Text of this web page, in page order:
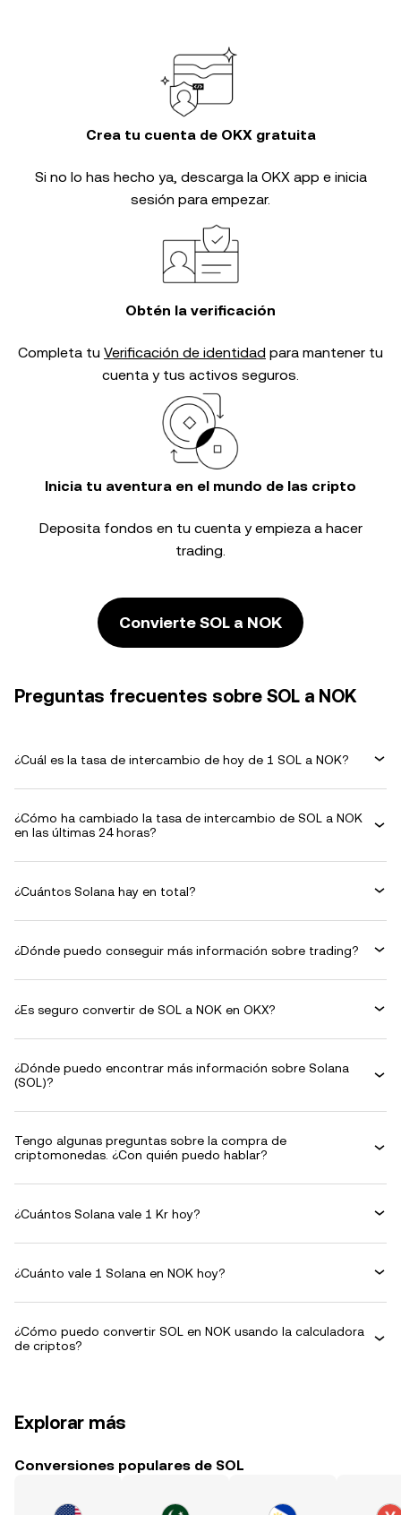
Crea tu cuenta de OKX gratuita
Si no lo has hecho ya, descarga la OKX app e inicia
sesión para empezar.
Obtén la verificación
Completa tu Verificación de identidad para mantener tu
cuenta y tus activos seguros.
Inicia tu aventura en el mundo de las cripto
Deposita fondos en tu cuenta y empieza a hacer
trading.
Convierte SOL a NOK
Preguntas frecuentes sobre SOL a NOK
¿Cuál es la tasa de intercambio de hoy de 1 SOL a NOK?
¿Cómo ha cambiado la tasa de intercambio de SOL a NOK
en las últimas 24 horas?
¿Cuántos Solana hay en total?
¿Dónde puedo conseguir más información sobre trading?
¿Es seguro convertir de SOL a NOK en OKX?
¿Dónde puedo encontrar más información sobre Solana
(SOL)?
Tengo algunas preguntas sobre la compra de
criptomonedas. ¿Con quién puedo hablar?
¿Cuántos Solana vale 1 Kr hoy?
¿Cuánto vale 1 Solana en NOK hoy?
¿Cómo puedo convertir SOL en NOK usando la calculadora
de criptos?
Explorar más
Conversiones populares de SOL